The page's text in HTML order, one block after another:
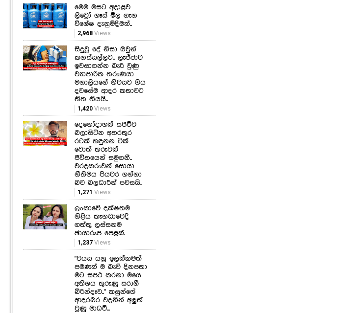
මෙම මසට අදාළව
ලිට්‍රෝ ගෑස් මිල ගැන
විශේෂ දැනුම්දීමක්..
2,968 Views
සිදුවූ දේ නිසා ඔවුන්
කනස්සල්ලට.. ලැජ්ජාව
ඉවසාගන්න බැරි වුණු
ව්‍යාපාරික තරුණයා
මනාලියගේ නිවසට ගිය
දවසේම ආදර කතාවට
තිත තියයි..
1,420 Views
දෙනෝදාහක් සජීවීව
බලාසිටින අතරතුර
රටක් හඳුනන ටික්
ටොක් තරුවක්
ජීවිතයෙන් සමුගනී..
වරදකරුවන් සොයා
නීතිමය පියවර ගන්නා
බව බලධාරීන් පවසයි..
1,271 Views
ලංකාවේ දක්ෂතම
නිළිය කැනඩාවෙදි
ගත්තු ලස්සනම
ඡායාරූප පෙළක්.
1,237 Views
"වයස යනු ඉලක්කමක්
පමණක් ම බැව් දිනපතා
මට සපථ කරනා මයෙ
අතිශය තුරුණු සරාගී
බිරින්දෑව.." කසුන්ගේ
ආදරබර වදනින් අලුත්
වුණු මාධවී...